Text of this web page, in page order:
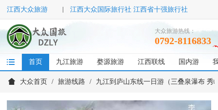
江西大众旅游 江西大众国际旅行社 江西省十强旅行社
大众旅游热线：
0792-8116833
首页 九江旅游 婺源旅游 江西联线 国内游
大众首页 旅游线路 九江到庐山东线一日游（三叠泉瀑布 秀